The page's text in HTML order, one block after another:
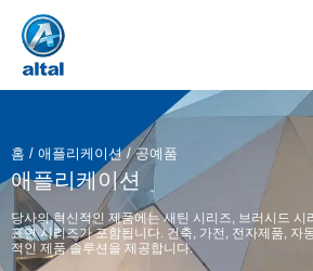
로
뛰
홈 / 애플리케이션/ 공예품
애플리케이션
당사의 혁신적인 제품에는 새틴 시리즈, 브러시드 시
표면 시리즈가 포함됩니다. 건축, 가전, 전자제품, 자
적인 제품 솔루션을 제공합니다.